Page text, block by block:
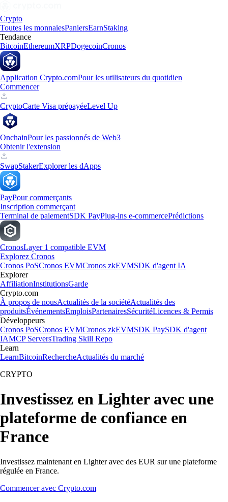
Crypto
Toutes les monnaiesPaniersEarnStaking
Tendance
BitcoinEthereumXRPDogecoinCronos
Application Crypto.comPour les utilisateurs du quotidien
Commencer
CryptoCarte Visa prépayéeLevel Up
OnchainPour les passionnés de Web3
Obtenir l'extension
SwapStakerExplorer les dApps
PayPour commerçants
Inscription commerçant
Terminal de paiementSDK PayPlug-ins e-commercePrédictions
CronosLayer 1 compatible EVM
Explorez Cronos
Cronos PoSCronos EVMCronos zkEVMSDK d'agent IA
Explorer
AffiliationInstitutionsGarde
Crypto.com
À propos de nousActualités de la sociétéActualités des
produitsÉvénementsEmploisPartenairesSécuritéLicences & Permis
Développeurs
Cronos PoSCronos EVMCronos zkEVMSDK PaySDK d'agent
IAMCP ServersTrading Skill Repo
Learn
LearnBitcoinRechercheActualités du marché
CRYPTO
Investissez en Lighter avec une
plateforme de confiance en
France
Investissez maintenant en Lighter avec des EUR sur une plateforme
régulée en France.
Commencer avec Crypto.com